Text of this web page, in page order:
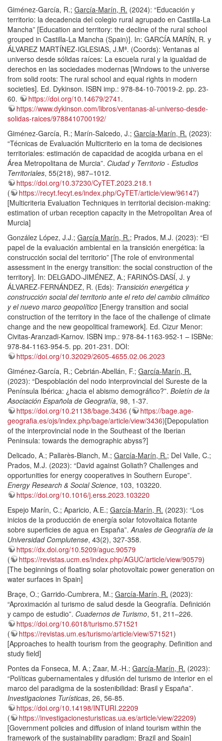
Giménez-García, R.; García-Marín, R. (2024): “Educación y
territorio: la decadencia del colegio rural agrupado en Castilla-La
Mancha” [Education and territory: the decline of the rural school
grouped in Castilla-La Mancha (Spain)]. In: GARCÍA MARÍN, R. y
ÁLVAREZ MARTÍNEZ-IGLESIAS, J.Mª. (Coords): Ventanas al
universo desde sólidas raíces: La escuela rural y la igualdad de
derechos en las sociedades modernas [Windows to the universe
from solid roots: The rural school and equal rights in modern
societies]. Ed. Dykinson. ISBN imp.: 978-84-10-70019-2. pp. 23-
60.
https://doi.org/10.14679/2741 .
https://www.dykinson.com/libros/ventanas-al-universo-desde-
solidas-raices/9788410700192/
Giménez-García, R.; Marín-Salcedo, J.; García-Marín, R. (2023):
“Técnicas de Evaluación Multicriterio en la toma de decisiones
territoriales: estimación de capacidad de acogida urbana en el
Área Metropolitana de Murcia”. Ciudad y Territorio - Estudios
Territoriales, 55(218), 987–1012.
https://doi.org/10.37230/CyTET.2023.218.1
(
https://recyt.fecyt.es/index.php/CyTET/article/view/96147)
[Multicriteria Evaluation Techniques in territorial decision-making:
estimation of urban reception capacity in the Metropolitan Area of
Murcia]
González López, J.J.; García Marín, R.; Prados, M.J. (2023): “El
papel de la evaluación ambiental en la transición energética: la
construcción social del territorio” [The role of environmental
assessment in the energy transition: the social construction of the
territory]. In: DELGADO-JIMÉNEZ, A.; FARINÓS-DASÍ, J. y
ÁLVAREZ-FERNÁNDEZ, R. (Eds): Transición energética y
construcción social del territorio ante el reto del cambio climático
y el nuevo marco geopolítico [Energy transition and social
construction of the territory in the face of the challenge of climate
change and the new geopolitical framework]. Ed. Cizur Menor:
Civitas-Aranzadi-Karnov. ISBN imp.: 978-84-1163-952-1 – ISBNe:
978-84-1163-954-5. pp. 201-231. DOI:
https://doi.org/10.32029/2605-4655.02.06.2023
Giménez-García, R.; Cebrián-Abellán, F.; García-Marín, R.
(2023): “Despoblación del nodo interprovincial del Sureste de la
Península Ibérica: ¿hacia el abismo demográfico?”. Boletín de la
Asociación Española de Geografía, 98, 1-37.
https://doi.org/10.21138/bage.3436 (
https://bage.age-
geografia.es/ojs/index.php/bage/article/view/3436)[Depopulation
of the interprovincial node in the Southeast of the Iberian
Peninsula: towards the demographic abyss?]
Delicado, A.; Pallarès-Blanch, M.; García-Marín, R.; Del Valle, C.;
Prados, M.J. (2023): “David against Goliath? Challenges and
opportunities for energy cooperatives in Southern Europe”.
Energy Research & Social Science, 103, 103220.
https://doi.org/10.1016/j.erss.2023.103220
Espejo Marín, C.; Aparicio, A.E.; García-Marín, R. (2023): “Los
inicios de la producción de energía solar fotovoltaica flotante
sobre superficies de agua en España”.Anales de Geografía de la
Universidad Complutense, 43(2), 327-358.
https://dx.doi.org/10.5209/aguc.90579
(
https://revistas.ucm.es/index.php/AGUC/article/view/90579)
[The beginnings of floating solar photovoltaic power generation on
water surfaces in Spain]
Braçe, O.; Garrido-Cumbrera, M.; García-Marín, R. (2023):
“Aproximación al turismo de salud desde la Geografía. Definición
y campo de estudio”. Cuadernos de Turismo, 51, 211–226.
https://doi.org/10.6018/turismo.571521
(
https://revistas.um.es/turismo/article/view/571521)
[Approaches to health tourism from the geography. Definition and
study field]
Pontes da Fonseca, M. A.; Zaar, M.-H.; García-Marín, R. (2023):
“Políticas gubernamentales y difusión del turismo de interior en el
marco del paradigma de la sostenibilidad: Brasil y España”.
Investigaciones Turísticas, 26, 56-85.
https://doi.org/10.14198/INTURI.22209
(
https://investigacionesturisticas.ua.es/article/view/22209)
[Government policies and diffusion of inland tourism within the
framework of the sustainability paradigm: Brazil and Spain]